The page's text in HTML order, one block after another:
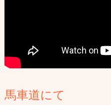
馬車道にて